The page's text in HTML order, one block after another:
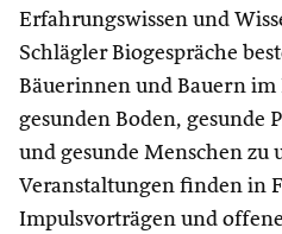
Erfahrungswissen und
Schlägler Biogespräche
Bäuerinnen und Bauern
gesunden Boden, gesunde
und gesunde Menschen zu
Veranstaltungen finden in
Impulsvorträgen und